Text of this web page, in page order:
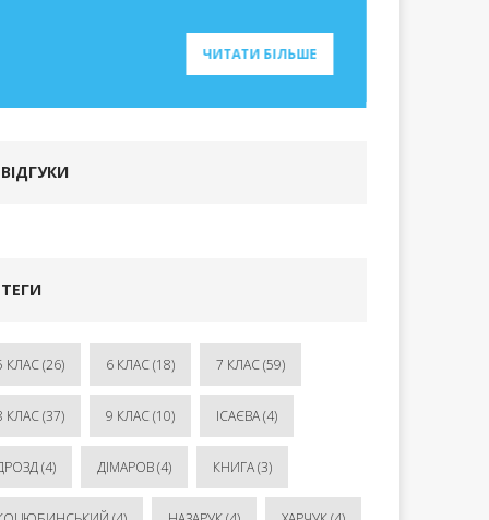
ЧИТАТИ БІЛЬШЕ
ВІДГУКИ
ТЕГИ
КЛАС(26) 6 КЛАС(18) 7 КЛАС(59)
КЛАС(37) 9 КЛАС(10) ІСАЄВА(4)
(4) ДІМАРОВ(4) КНИГА(3)